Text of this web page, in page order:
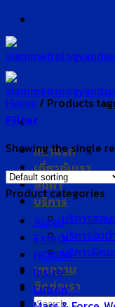
Skip
to
content
หน้าแรก
เกี่ยวกับเรา
สินค้า
บริการ
บริการสอ
บริการรับ
บริการฝึก
บทความ
ติดต่อเรา
Search
Home / Products
Filter
Showing the single
Product categories
Atago
Extech
HORIBA
Insize
Lutron